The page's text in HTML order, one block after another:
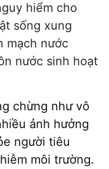
hiểm cho
sống xung
mạch nước
nước sinh hoạt
chừng như vô
ảnh hưởng
người tiêu
môi trường.